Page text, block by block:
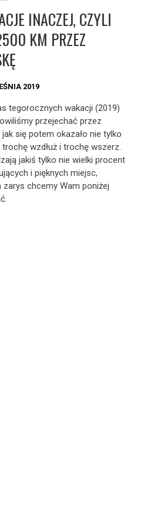
INACZEJ, CZYLI
KM PRZEZ
2019
tegorocznych wakacji (2019)
przejechać przez
jak się potem okazało nie tylko
trochę wzdłuż i trochę wszerz.
jakiś tylko nie wielki procent
i pięknych miejsc,
zarys chcemy Wam poniżej